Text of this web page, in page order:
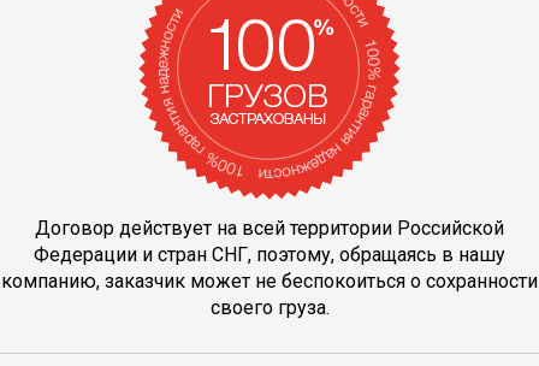
Договор действует на всей территории Российской
Федерации и стран СНГ, поэтому, обращаясь в нашу
компанию, заказчик может не беспокоиться о сохранности
своего груза.